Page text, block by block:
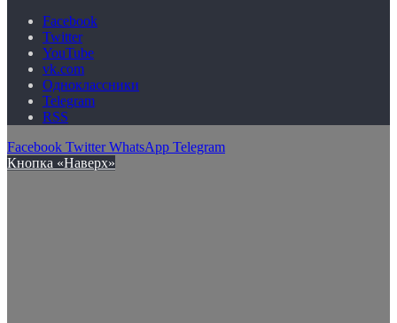
Facebook
Twitter
YouTube
vk.com
Одноклассники
Telegram
RSS
Facebook Twitter WhatsApp Telegram
Кнопка «Наверх»